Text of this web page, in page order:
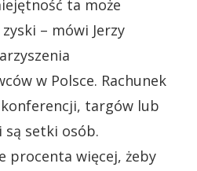
ta może
– mówi Jerzy
w Polsce. Rachunek
targów lub
są setki osób.
procenta więcej, żeby